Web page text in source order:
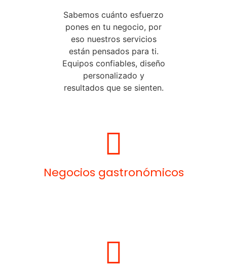
Sabemos cuánto esfuerzo
pones en tu negocio, por
eso nuestros servicios
están pensados para ti.
Equipos confiables, diseño
personalizado y
resultados que se sienten.
Negocios gastronómicos